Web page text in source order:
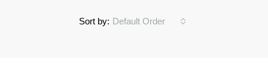
Sort by: Default Order